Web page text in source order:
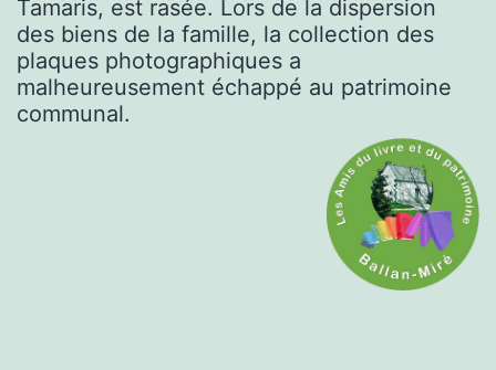
Tamaris, est rasée. Lors de la dispersion
des biens de la famille, la collection des
plaques photographiques a
malheureusement échappé au patrimoine
communal.